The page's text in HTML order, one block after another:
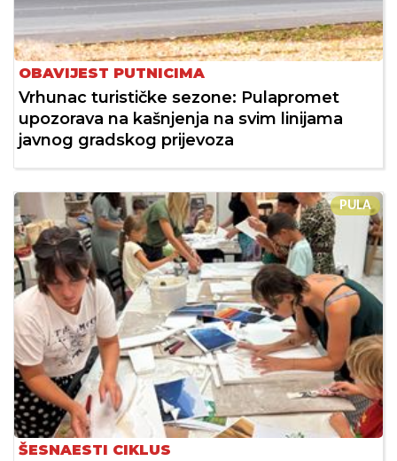
OBAVIJEST PUTNICIMA
Vrhunac turističke sezone: Pulapromet
upozorava na kašnjenja na svim linijama
javnog gradskog prijevoza
PULA
ŠESNAESTI CIKLUS